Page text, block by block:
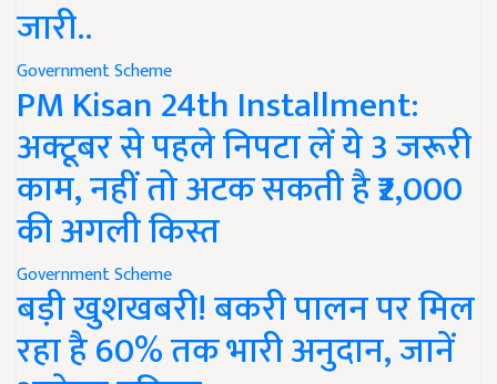
जारी..
Government Scheme
PM Kisan 24th Installment:
अक्टूबर से पहले निपटा लें ये 3 जरूरी
काम, नहीं तो अटक सकती है ₹2,000
की अगली किस्त
Government Scheme
बड़ी खुशखबरी! बकरी पालन पर मिल
रहा है 60% तक भारी अनुदान, जानें